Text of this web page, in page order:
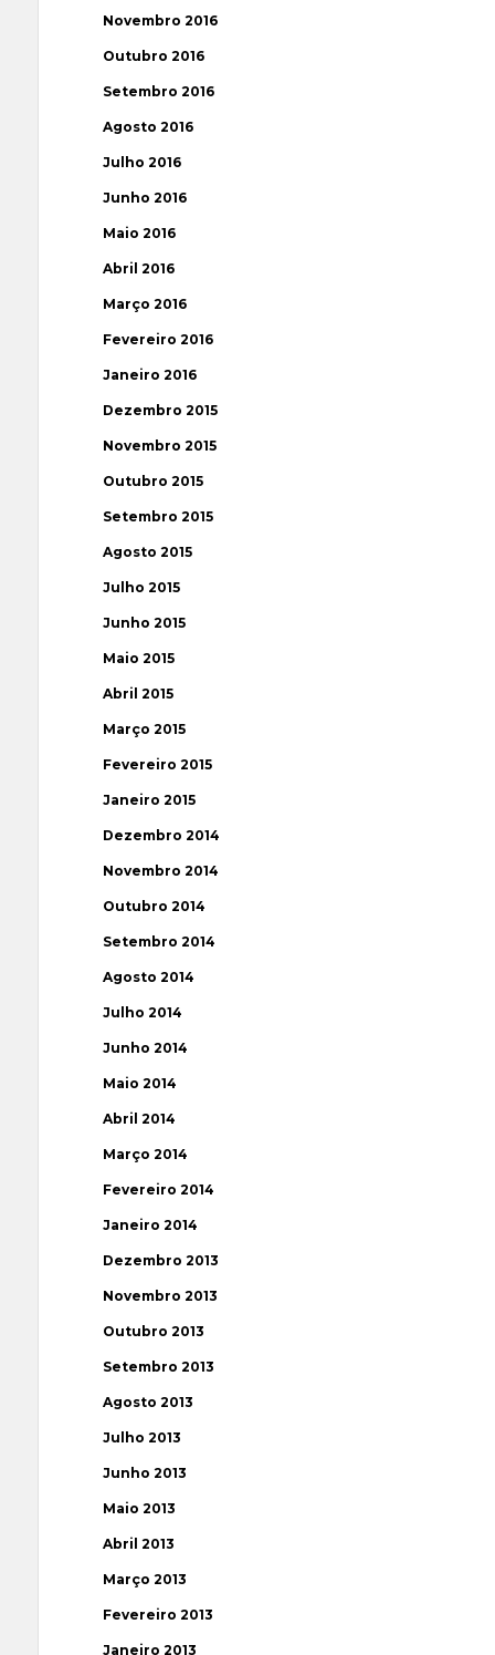
Novembro 2016
Outubro 2016
Setembro 2016
Agosto 2016
Julho 2016
Junho 2016
Maio 2016
Abril 2016
Março 2016
Fevereiro 2016
Janeiro 2016
Dezembro 2015
Novembro 2015
Outubro 2015
Setembro 2015
Agosto 2015
Julho 2015
Junho 2015
Maio 2015
Abril 2015
Março 2015
Fevereiro 2015
Janeiro 2015
Dezembro 2014
Novembro 2014
Outubro 2014
Setembro 2014
Agosto 2014
Julho 2014
Junho 2014
Maio 2014
Abril 2014
Março 2014
Fevereiro 2014
Janeiro 2014
Dezembro 2013
Novembro 2013
Outubro 2013
Setembro 2013
Agosto 2013
Julho 2013
Junho 2013
Maio 2013
Abril 2013
Março 2013
Fevereiro 2013
Janeiro 2013